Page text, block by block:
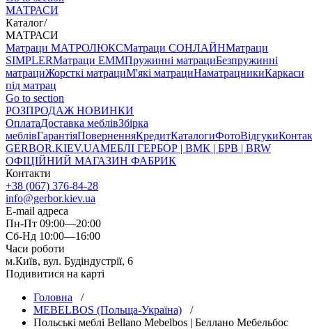
МАТРАСИ
Каталог/
МАТРАСИ
Матраци МАТРОЛЮКСМатраци СОНЛАЙНМатраци
SIMPLERМатраци ЕММПружинні матрациБезпружинні
матрациЖорсткі матрациМ'які матрациНаматрацникиКаркаси
під матрац
Go to section
РОЗПРОДАЖ НОВИНКИ
ОплатаДоставка меблівЗбірка
меблівГарантіяПоверненняКредитКаталогиФотоВідгуки
GERBOR.KIEV.UAМЕБЛI ГЕРБОР | ВМК | БРВ | BRW
ОФІЦІЙНИЙ МАГАЗИН ФАБРИК
Контакти
+38 (067) 376-84-28
info@gerbor.kiev.ua
E-mail адреса
Пн-Пт 09:00—20:00
Сб-Нд 10:00—16:00
Часи роботи
м.Київ, вул. Будіндустрії, 6
Подивитися на карті
Головна /
MEBELBOS (Польща-Україна) /
Польські меблі Bellano Mebelbos | Беллано Мебельбос